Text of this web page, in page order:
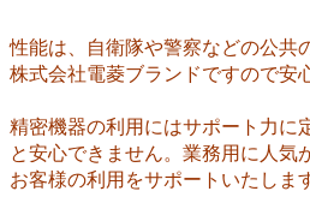
性能は、自衛隊や警察などの公共
株式会社電菱ブランドですので安
精密機器の利用にはサポート力に
と安心できません。業務用に人気
お客様の利用をサポートいたしま